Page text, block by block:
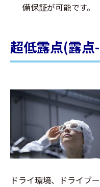
備保証が可能です。
超低露点(露
ドライ環境、ドライブ